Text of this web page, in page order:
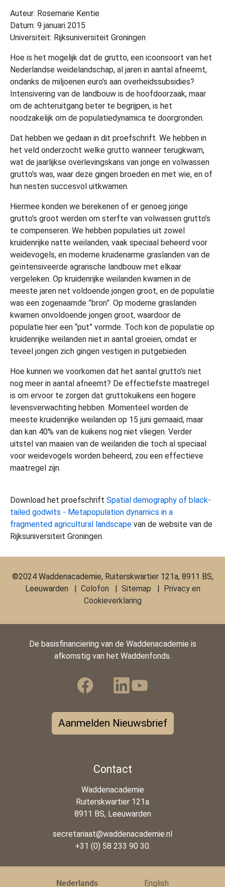
Auteur: Rosemarie Kentie
Datum: 9 januari 2015
Universiteit: Rijksuniversiteit Groningen
Hoe is het mogelijk dat de grutto, een icoonsoort van het
Nederlandse weidelandschap, al jaren in aantal afneemt,
ondanks de miljoenen euro’s aan overheidssubsidies?
Intensivering van de landbouw is de hoofdoorzaak, maar
om de achteruitgang beter te begrijpen, is het
noodzakelijk om de populatiedynamica te doorgronden.
Dat hebben we gedaan in dit proefschrift. We hebben in
het veld onderzocht welke grutto wanneer terugkwam,
wat de jaarlijkse overlevingskans van jonge en volwassen
grutto’s was, waar deze gingen broeden en met wie, en of
hun nesten succesvol uitkwamen.
Hiermee konden we berekenen of er genoeg jonge
grutto’s groot werden om sterfte van volwassen grutto’s
te compenseren. We hebben populaties uit zowel
kruidenrijke natte weilanden, vaak speciaal beheerd voor
weidevogels, en moderne kruidenarme graslanden van de
geïntensiveerde agrarische landbouw met elkaar
vergeleken. Op kruidenrijke weilanden kwamen in de
meeste jaren net voldoende jongen groot, en de populatie
was een zogenaamde ”bron”. Op moderne graslanden
kwamen onvoldoende jongen groot, waardoor de
populatie hier een “put” vormde. Toch kon de populatie op
kruidenrijke weilanden niet in aantal groeien, omdat er
teveel jongen zich gingen vestigen in putgebieden.
Hoe kunnen we voorkomen dat het aantal grutto’s niet
nog meer in aantal afneemt? De effectiefste maatregel
is om ervoor te zorgen dat gruttokuikens een hogere
levensverwachting hebben. Momenteel worden de
meeste kruidenrijke weilanden op 15 juni gemaaid, maar
dan kan 40% van de kuikens nog niet vliegen. Verder
uitstel van maaien van de weilanden die toch al speciaal
voor weidevogels worden beheerd, zou een effectieve
maatregel zijn.
Download het proefschrift Spatial demography of black-
tailed godwits - Metapopulation dynamics in a
fragmented agricultural landscape van de website van de
Rijksuniversiteit Groningen.
©2024 Waddenacademie, Ruiterskwartier 121a, 8911 BS,
Leeuwarden | Colofon Sitemap
Privacy en
Cookieverklaring
De basisfinanciering van de Waddenacademie is
afkomstig van het Waddenfonds.
Aanmelden Nieuwsbrief
Contact
Waddenacademie
Ruiterskwartier 121a
8911 BS, Leeuwarden
secretariaat@waddenacademie.nl
+31 (0) 58 233 90 30.
Nederlands English